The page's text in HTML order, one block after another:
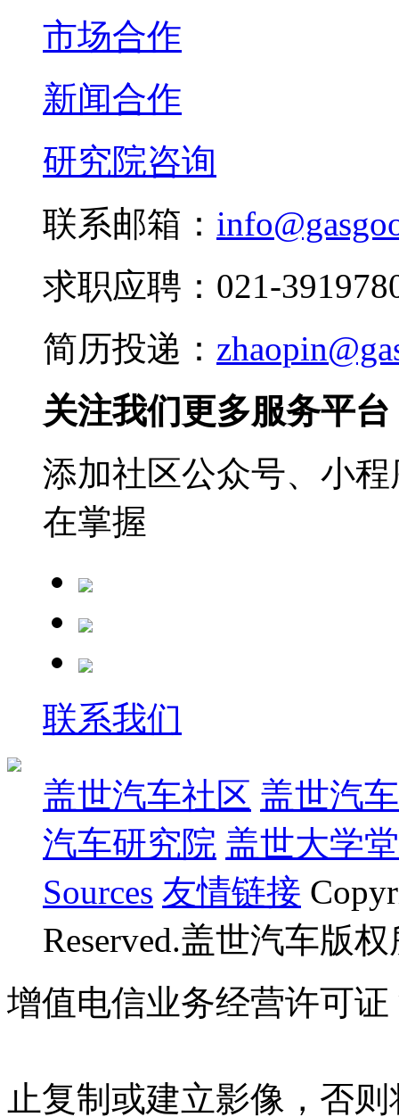
市场合作
新闻合作
研究院咨询
联系邮箱：
求职应聘：021-
简历投递：
关注我们更多服务平台
添加社区公众号、小
在掌握
联系我们
盖世汽车社区 盖世汽
汽车研究院 盖世大学堂
Sources 友情链接
Reserved.盖世汽车版
增值电信业务经营许可证
止复制或建立影像，否